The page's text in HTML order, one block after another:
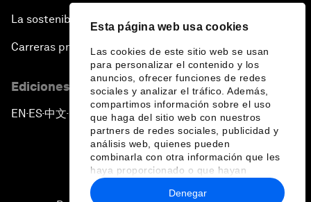
Esta página web usa cookies
Las cookies de este sitio web se usan
para personalizar el contenido y los
anuncios, ofrecer funciones de redes
sociales y analizar el tráfico. Además,
compartimos información sobre el uso
que haga del sitio web con nuestros
partners de redes sociales, publicidad y
análisis web, quienes pueden
combinarla con otra información que les
haya proporcionado o que hayan
recopilado a partir del uso que haya
hecho de sus servicios.
Denegar
La sostenibilidad en el Foro
Carreras profesionales
Ediciones en otros idiomas
EN ▪ES▪中文▪ 日本語